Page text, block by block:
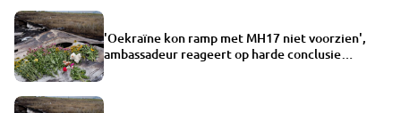
'Oekraïne kon ramp met MH17 niet voorzien',
ambassadeur reageert op harde conclusie